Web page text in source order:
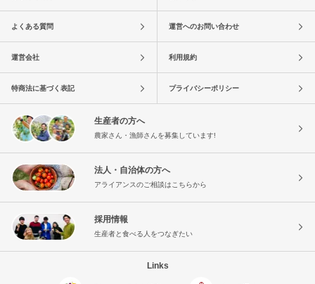
よくある質問 運営へのお問い合わせ
運営会社 利用規約
特商法に基づく表記 プライバシーポリシー
生産者の方へ
農家さん・漁師さんを募集しています!
法人・自治体の方へ
アライアンスのご相談はこちらから
採用情報
生産者と食べる人をつなぎたい
Links